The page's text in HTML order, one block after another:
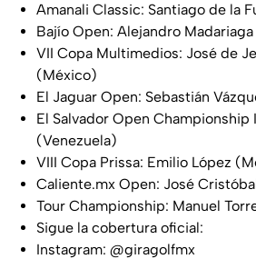
Amanali Classic: Santiago de la
Bajío Open: Alejandro
VII Copa Multimedios: José de
(México)
El Jaguar Open: Sebastián
El Salvador Open Championship
(Venezuela)
VIII Copa Prissa: Emilio López
Caliente.mx Open: José
Tour Championship: Manuel
Sigue la cobertura oficial:
Instagram: @giragolfmx